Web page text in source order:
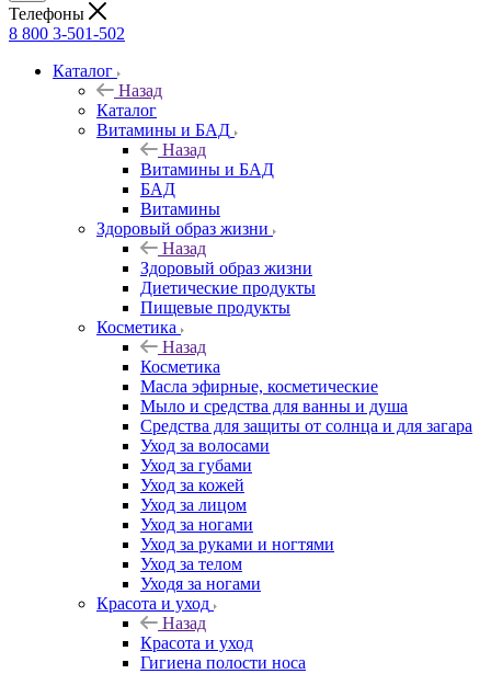
Телефоны
8 800 3-501-502
Каталог
Назад
Каталог
Витамины и БАД
Назад
Витамины и БАД
БАД
Витамины
Здоровый образ жизни
Назад
Здоровый образ жизни
Диетические продукты
Пищевые продукты
Косметика
Назад
Косметика
Масла эфирные, косметические
Мыло и средства для ванны и душа
Средства для защиты от солнца и для загара
Уход за волосами
Уход за губами
Уход за кожей
Уход за лицом
Уход за ногами
Уход за руками и ногтями
Уход за телом
Уходя за ногами
Красота и уход
Назад
Красота и уход
Гигиена полости носа